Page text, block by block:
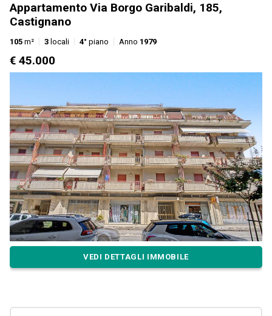
Appartamento Via Borgo Garibaldi, 185,
Castignano
105 m² 3 locali 4° piano Anno 1979
€ 45.000
VEDI DETTAGLI IMMOBILE